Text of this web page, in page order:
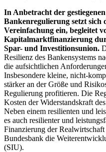
In Anbetracht der
Bankenregulierung setzt sich
Vereinfachung ein, begleitet
Kapitalmarktfinanzierung
Spar- und Investitionsunion.
Resilienz des Bankensystems
die aufsichtlichen
Insbesondere kleine, nicht-
stärker an der Größe und
Regulierung profitieren. Die
Kosten der Widerstandskraft
Neben einem resilienten und
es auch resilienter und
Finanzierung der
Bundesbank die
(SIU).